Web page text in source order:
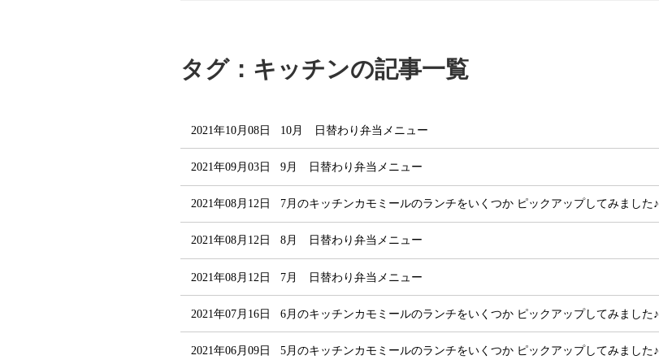
タグ：キッチンの記事一覧
2021年10月08日 10月 日替わり弁当メニュー
2021年09月03日 9月 日替わり弁当メニュー
2021年08月12日 7月のキッチンカモミールのランチをいくつか ピックアップしてみました♪
2021年08月12日 8月 日替わり弁当メニュー
2021年08月12日 7月 日替わり弁当メニュー
2021年07月16日 6月のキッチンカモミールのランチをいくつか ピックアップしてみました♪
2021年06月09日 5月のキッチンカモミールのランチをいくつか ピックアップしてみました♪